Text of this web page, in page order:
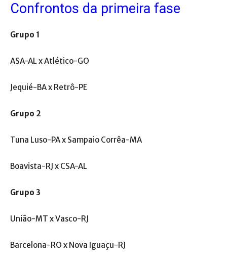
Confrontos da primeira fase
Grupo 1
ASA-AL x Atlético-GO
Jequié-BA x Retrô-PE
Grupo 2
Tuna Luso-PA x Sampaio Corrêa-MA
Boavista-RJ x CSA-AL
Grupo 3
União-MT x Vasco-RJ
Barcelona-RO x Nova Iguaçu-RJ